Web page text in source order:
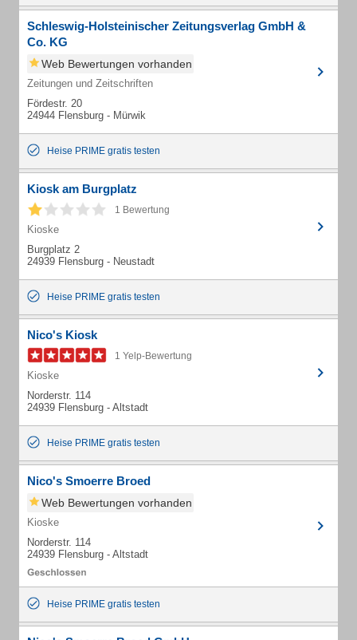
Schleswig-Holsteinischer Zeitungsverlag GmbH &
Co. KG
Web Bewertungen vorhanden
Zeitungen und Zeitschriften
Fördestr. 20
24944 Flensburg - Mürwik
Heise PRIME gratis testen
Kiosk am Burgplatz
1 Bewertung
Kioske
Burgplatz 2
24939 Flensburg - Neustadt
Heise PRIME gratis testen
Nico's Kiosk
1 Yelp-Bewertung
Kioske
Norderstr. 114
24939 Flensburg - Altstadt
Heise PRIME gratis testen
Nico's Smoerre Broed
Web Bewertungen vorhanden
Kioske
Norderstr. 114
24939 Flensburg - Altstadt
Heise PRIME gratis testen